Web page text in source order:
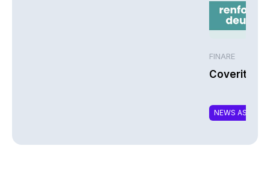
FINARE
Coverity
NEWS